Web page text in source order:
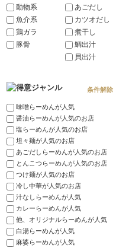
動物系
魚介系
鶏ガラ
豚骨
あごだし
カツオだし
煮干し
鯛出汁
貝出汁
条件解除
味噌らーめんが人気
醤油らーめんが人気のお店
塩らーめんが人気のお店
坦々麺が人気のお店
あごだしらーめんが人気のお店
とんこつらーめんが人気のお店
つけ麺が人気のお店
冷し中華が人気のお店
汁なしらーめんが人気
カレーらーめんが人気
他、オリジナルらーめんが人気
白湯らーめんが人気
麻婆らーめんが人気